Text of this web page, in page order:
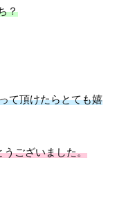
？
て頂けたらとても嬉
うございました。